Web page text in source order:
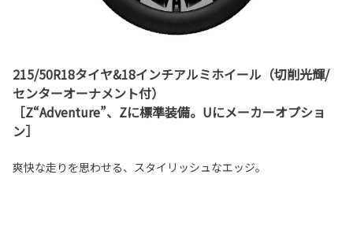
215/50R18タイヤ&18インチアルミホイール（切削光輝/
センターオーナメント付）
［Z“Adventure”、Zに標準装備。Uにメーカーオプショ
ン］
爽快な走りを思わせる、スタイリッシュなエッジ。